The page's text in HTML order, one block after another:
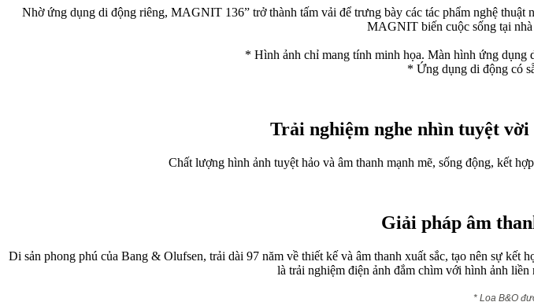
Nhờ ứng dụng di động riêng, MAGNIT 136” trở thành tấm vải để trưng bày các tác phẩm nghệ
MAGNIT biến cuộc sống tại nhà
* Hình ảnh chỉ mang tính minh họa. Màn hình ứng
* Ứng dụng di động có
Trải nghiệm nghe nhìn tuyệt
Chất lượng hình ảnh tuyệt hảo và âm thanh mạnh mẽ, sống động, kết
Giải pháp âm
Di sản phong phú của Bang & Olufsen, trải dài 97 năm về thiết kế và âm thanh xuất sắc, tạo nên sự
là trải nghiệm điện ảnh đắm chìm với hình ảnh
* Loa B&O